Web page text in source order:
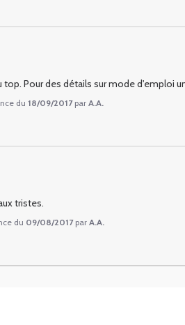
top. Pour des détails sur mode d'emploi
du 18/09/2017 par A.A.
tristes.
du 09/08/2017 par A.A.